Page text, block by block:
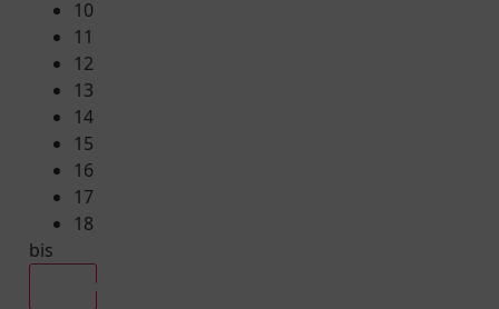
10
11
12
13
14
15
16
17
18
bis